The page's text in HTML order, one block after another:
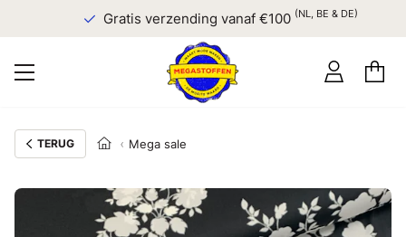
Gratis verzending vanaf €100(NL, BE & DE)
TERUG Mega sale